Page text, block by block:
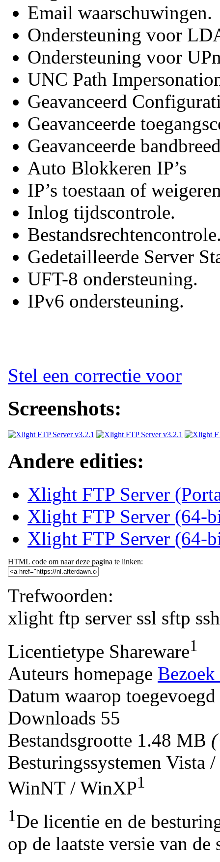
Email waarschuwingen.
Ondersteuning voor
Ondersteuning voor
UNC Path
Geavanceerd
Geavanceerde
Geavanceerde
Auto Blokkeren IP’s
IP’s toestaan of
Inlog tijdscontrole.
Gedetailleerde Server
UFT-8 ondersteuning.
IPv6 ondersteuning.
Stel een correctie voor
Screenshots:
Andere edities:
Xlight FTP Server
Xlight FTP Server (64-
Xlight FTP Server (64-
HTML code om naar deze pagina te linken:
Trefwoorden:
xlight ftp server ssl sftp
Licentietype Shareware1
Auteurs homepage
Datum waarop toegevoegd
Downloads 55
Bestandsgrootte 1.48 MB
Besturingssystemen Vista
WinNT / WinXP1
1De licentie en de
op de laatste versie van de